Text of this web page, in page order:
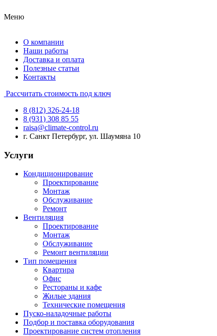
Меню
О компании
Наши работы
Доставка и оплата
Полезные статьи
Контакты
Рассчитать стоимость под ключ
8 (812) 326-24-18
8 (931) 308 85 55
raisa@climate-control.ru
г. Санкт Петербург, ул. Шаумяна 10
Услуги
Кондиционирование
Проектирование
Монтаж
Обслуживание
Ремонт
Вентиляция
Проектирование
Монтаж
Обслуживание
Ремонт вентиляции
Тип помещения
Квартира
Офис
Рестораны и кафе
Жилые здания
Технические помещения
Пуско-наладочные работы
Подбор и поставка оборудования
Проектирование систем отопления